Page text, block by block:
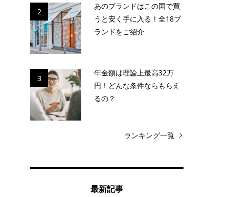
2
あのブランドはこの国で買
うと安く手に入る！全18ブ
ランドをご紹介
3
年金額は理論上最高32万
円！どんな条件ならもらえ
るの？
ランキング一覧
最新記事